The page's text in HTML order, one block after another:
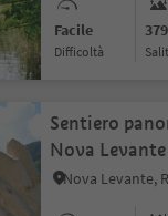
Facile
Difficoltà
Sentiero
Nova Levante